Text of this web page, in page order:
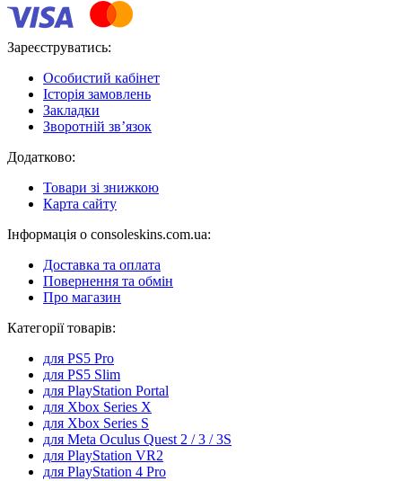
Зареєструватись:
Особистий кабінет
Історія замовлень
Закладки
Зворотній зв’язок
Додатково:
Товари зі знижкою
Карта сайту
Інформація о consoleskins.com.ua:
Доставка та оплата
Повернення та обмін
Про магазин
Категорії товарів:
для PS5 Pro
для PS5 Slim
для PlayStation Portal
для Xbox Series X
для Xbox Series S
для Meta Oculus Quest 2 / 3 / 3S
для PlayStation VR2
для PlayStation 4 Pro